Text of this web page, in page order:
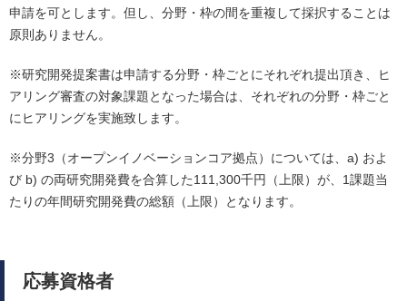
申請を可とします。但し、分野・枠の間を重複して採択することは
原則ありません。
※研究開発提案書は申請する分野・枠ごとにそれぞれ提出頂き、ヒ
アリング審査の対象課題となった場合は、それぞれの分野・枠ごと
にヒアリングを実施致します。
※分野3（オープンイノベーションコア拠点）については、a) およ
び b) の両研究開発費を合算した111,300千円（上限）が、1課題当
たりの年間研究開発費の総額（上限）となります。
応募資格者